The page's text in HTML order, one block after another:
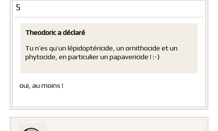
5
Theodoric a déclaré
Tu n’es qu’un lépidoptéricide, un ornithocide et un
phytocide, en particulier un papavericide ! :-)
oui, au moins !